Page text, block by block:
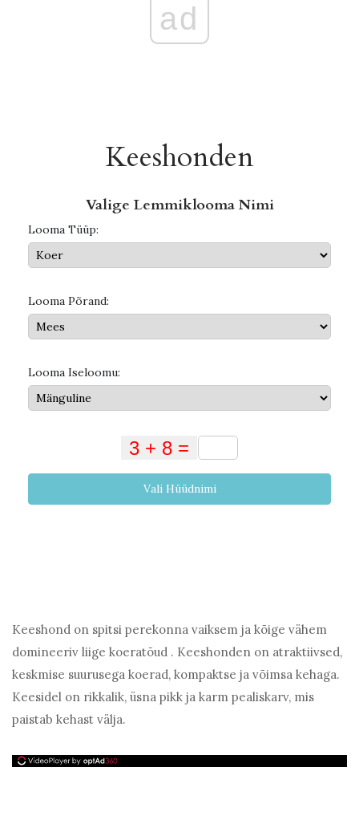
ad
Keeshonden
Valige Lemmiklooma Nimi
Looma Tüüp:
Looma Põrand:
Looma Iseloomu:
Vali Hüüdnimi
Keeshond on spitsi perekonna vaiksem ja kõige vähem
domineeriv liige koeratõud . Keeshonden on atraktiivsed,
keskmise suurusega koerad, kompaktse ja võimsa kehaga.
Keesidel on rikkalik, üsna pikk ja karm pealiskarv, mis
paistab kehast välja.